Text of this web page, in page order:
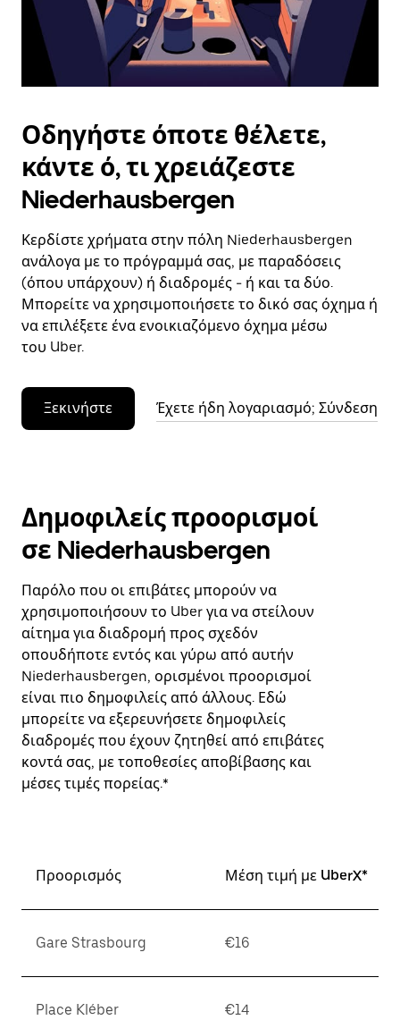
κλείσετε
ημερολόγιο.
Οδηγήστε όποτε θέλετε,
κάντε ό, τι χρειάζεστε
Niederhausbergen
Κερδίστε χρήματα στην πόλη Niederhausbergen
ανάλογα με το πρόγραμμά σας, με παραδόσεις
(όπου υπάρχουν) ή διαδρομές - ή και τα δύο.
Μπορείτε να χρησιμοποιήσετε το δικό σας όχημα ή
να επιλέξετε ένα ενοικιαζόμενο όχημα μέσω
του Uber.
Ξεκινήστε Έχετε ήδη λογαριασμό; Σύνδεση
Δημοφιλείς προορισμοί
σε Niederhausbergen
Παρόλο που οι επιβάτες μπορούν να
χρησιμοποιήσουν το Uber για να στείλουν
αίτημα για διαδρομή προς σχεδόν
οπουδήποτε εντός και γύρω από αυτήν
Niederhausbergen, ορισμένοι προορισμοί
είναι πιο δημοφιλείς από άλλους. Εδώ
μπορείτε να εξερευνήσετε δημοφιλείς
διαδρομές που έχουν ζητηθεί από επιβάτες
κοντά σας, με τοποθεσίες αποβίβασης και
μέσες τιμές πορείας.*
Προορισμός Μέση τιμή με UberX*
Gare Strasbourg €16
Place Kléber €14